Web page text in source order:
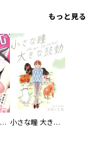
もっと見る
2人（匹）くらし。 小さな瞳 大きな鼓動